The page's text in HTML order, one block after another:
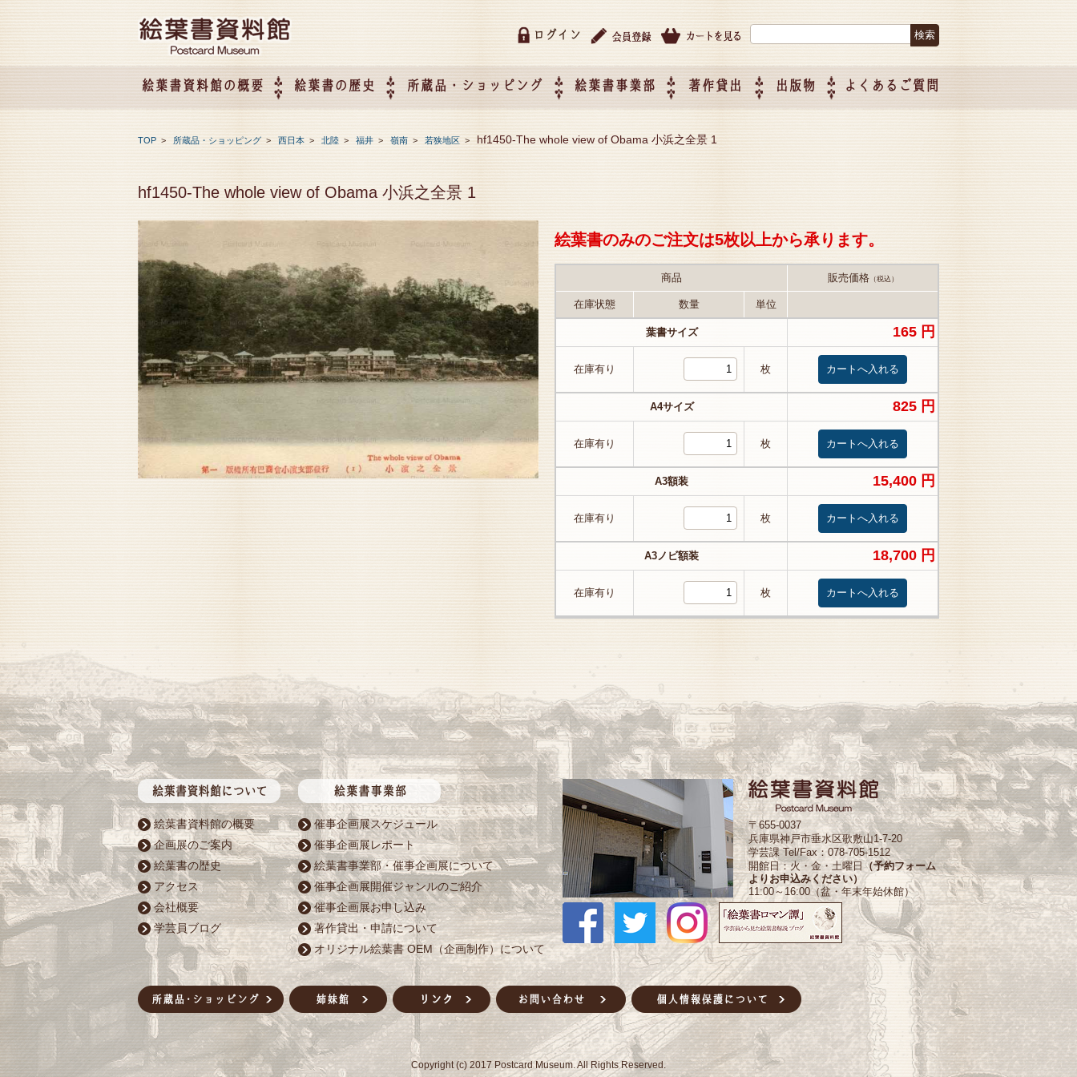
ログイン
絵葉書資料館の概要 絵葉書の歴史 所蔵品・ショッピング 絵葉書事業部
て
作）について
著作貸出 出版物 よくあるご質問
TOP > 所蔵品・ショッピング > 西日本 > 北陸 > 福井 > 嶺南 > 若狭地区 >hf1450-The whole view of Obama 小浜之全景 1
hf1450-The whole view of Obama 小浜之全景 1
絵葉書のみのご注文は5枚以上から承ります。
商品 販売価格（税込）
在庫状態 数量 単位
葉書サイズ 165 円
在庫有り 枚
A4サイズ 825 円
在庫有り 枚
A3額装 15,400 円
在庫有り 枚
A3ノビ額装 18,700 円
在庫有り 枚
絵葉書資料館の概要
企画展のご案内
絵葉書の歴史
アクセス
会社概要
学芸員ブログ
催事企画展スケジュール
催事企画展レポート
絵葉書事業部・催事企画展について
催事企画展開催ジャンルのご紹介
催事企画展お申し込み
著作貸出・申請について
オリジナル絵葉書 OEM（企画制作）について
〒655-0037
兵庫県神戸市垂水区歌敷山1-7-20
学芸課 Tel/Fax：078-705-1512
開館日：火・金・土曜日 （予約フォーム
よりお申込みください）
11:00～16:00（盆・年末年始休館）
Copyright (c) 2017 Postcard Museum. All Rights Reserved.